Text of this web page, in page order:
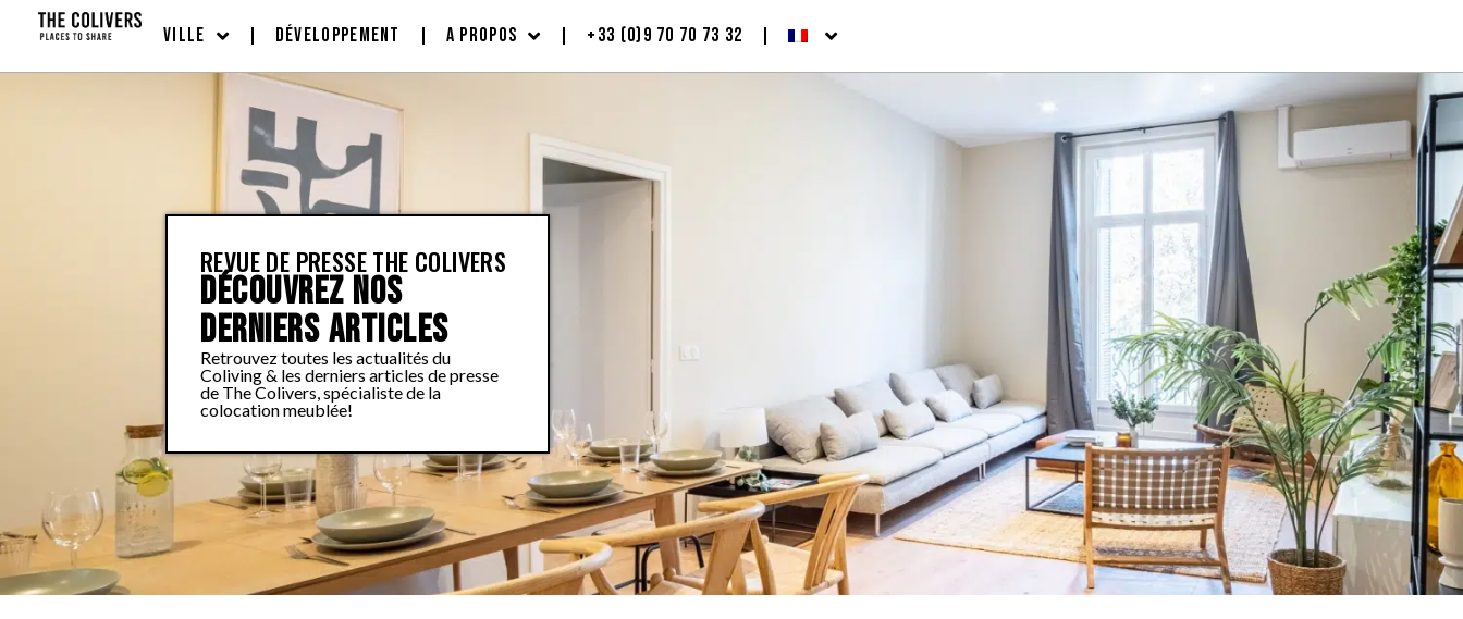
VILLE DÉVELOPPEMENT A PROPOS +33 (0)9 70 70 73 32
REVUE DE PRESSE THE COLIVERS
DÉCOUVREZ NOS
DERNIERS ARTICLES
Retrouvez toutes les actualités du
Coliving & les derniers articles de presse
de The Colivers, spécialiste de la
colocation meublée!